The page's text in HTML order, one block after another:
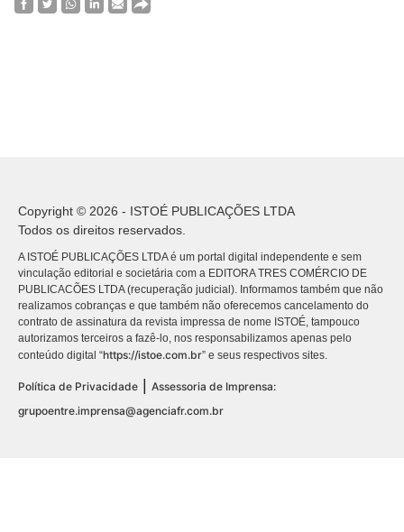
Copyright © 2026 - ISTOÉ PUBLICAÇÕES LTDA
Todos os direitos reservados.
A ISTOÉ PUBLICAÇÕES LTDA é um portal digital independente e sem
vinculação editorial e societária com a EDITORA TRES COMÉRCIO DE
PUBLICACÕES LTDA (recuperação judicial). Informamos também que não
realizamos cobranças e que também não oferecemos cancelamento do
contrato de assinatura da revista impressa de nome ISTOÉ, tampouco
autorizamos terceiros a fazê-lo, nos responsabilizamos apenas pelo
conteúdo digital “https://istoe.com.br” e seus respectivos sites.
Política de Privacidade
Assessoria de Imprensa:
grupoentre.imprensa@agenciafr.com.br